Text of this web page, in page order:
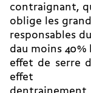
contraignant,
oblige les
responsables
dau moins 40
effet de serre
effet